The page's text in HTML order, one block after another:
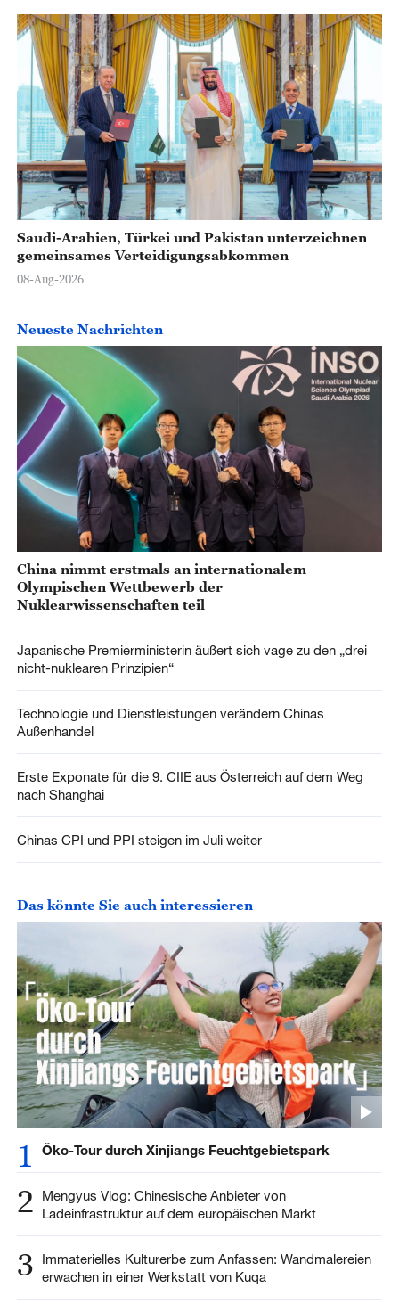
Saudi-Arabien, Türkei und Pakistan unterzeichnen
gemeinsames Verteidigungsabkommen
08-Aug-2026
Neueste Nachrichten
China nimmt erstmals an internationalem
Olympischen Wettbewerb der
Nuklearwissenschaften teil
Japanische Premierministerin äußert sich vage zu den „drei
nicht-nuklearen Prinzipien“
Technologie und Dienstleistungen verändern Chinas
Außenhandel
Erste Exponate für die 9. CIIE aus Österreich auf dem Weg
nach Shanghai
Chinas CPI und PPI steigen im Juli weiter
Das könnte Sie auch interessieren
1 Öko-Tour durch Xinjiangs Feuchtgebietspark
2
Mengyus Vlog: Chinesische Anbieter von
Ladeinfrastruktur auf dem europäischen Markt
3
Immaterielles Kulturerbe zum Anfassen: Wandmalereien
erwachen in einer Werkstatt von Kuqa